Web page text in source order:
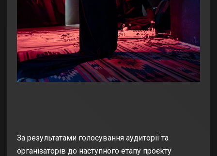
За результатами голосування аудиторії та
організаторів до наступного етапу проєкту